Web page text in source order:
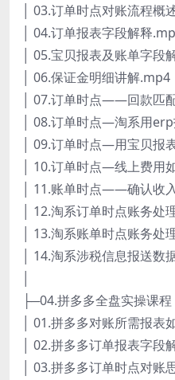
│ 03.订单时点对账流程概
│ 04.订单报表字段解释
│ 05.宝贝报表及账单字段
│ 06.保证金明细讲解.mp4
│ 07.订单时点——回款匹
│ 08.订单时点—淘系用
│ 09.订单时点—用宝贝报
│ 10.订单时点—线上费用
│ 11.账单时点——确认收
│ 12.淘系订单时点账务处
│ 13.淘系账单时点账务处
│ 14.淘系涉税信息报送
├─04.拼多多全盘实操课程
│ 01.拼多多对账所需报表
│ 02.拼多多订单报表字段
│ 03.拼多多订单时点对账